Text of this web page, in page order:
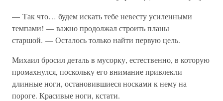
— Так что… будем искать тебе невесту усиленными
темпами! — важно продолжал строить планы
старшой. — Осталось только найти первую цель.
Михаил бросил деталь в мусорку, естественно, в которую
промахнулся, поскольку его внимание привлекли
длинные ноги, остановившиеся носками к нему на
пороге. Красивые ноги, кстати.